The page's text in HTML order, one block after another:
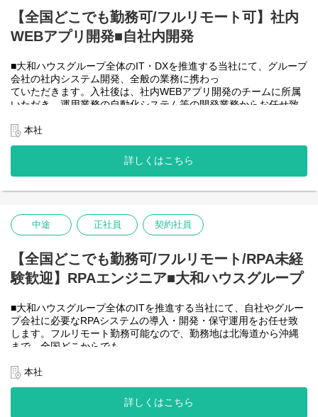
名の
全てに関わるシステムを担っています。
出資は大和ハウス本体になりますが、売上好調かつDX推進の優先
潤沢なリソースのもと、最上流から変革を進めていくことが可能
です。
＜詳細な業務例／基本的な技術仕様＞
業務ヒアリング、要件定義、基本設計、詳細設計、実装、テス
ト、リリースまで開発作業を一気通貫で担当していただきます。
環境の運用・保守までをお任せします。
使用ツール：
-UiPath
-AI-OCR/DX Suite
-MySQL など
【全国どこでも勤務可/フルリモート可】社内
WEBアプリ開発■自社内開発
■大和ハウスグループ全体のIT・DXを推進する当社にて、グループ
会社の社内システム開発、全般の業務に携わっ
ていただきます。入社後は、社内WEBアプリ開発のチームに所属
いただき、運用業務の自動化システム等の開発業務からお任せ致
【将来的に】要件定義から設計、運用まで全般を行い、早い段階
で技術スペシャリストとして、技術面からメンバーを引っ張って
いただく役割を期待しています。
会社としてDX推進を進める中、AIを使って新たな価値を生む仕
す！
＜クライアントは大和ハウスグループ全体＞
大和ハウスグループ480社、グループ従業員数(正社員のみ)48,831
全てに関わるシステムを担っています。
出資は大和ハウス本体になりますが、売上好調かつDX推進の優先
度が高いため、
潤沢なリソースのもと、最上流から変革を進めていくことが可能
です。
＜詳細な業務例／基本的な技術仕様＞
ローコード開発プラットフォームを導入し、レガシー化した業務
基幹システムの改善などに取り組んでいます。
本社
詳しくはこちら
中途 正社員 契約社員
【全国どこでも勤務可/フルリモート/RPA未経
験歓迎】RPAエンジニア■大和ハウスグループ
■大和ハウスグループ全体のITを推進する当社にて、自社やグルー
プ会社に必要なRPAシステムの導入・開発・保守運用をお任せ致
します。フルリモート勤務可能なので、勤務地は北海道から沖縄
まで、全国どこからでも
社後の勤務地は問いません。また、働く時間に制限もなく、月160
時間の勤務で、午前5時～22時までの間であれば、自由な時間に働
いていただけます。業務を途中で中断したり、働く時間を調整で
きるので、家事、育児、介護などとの両立も可能です。社員が仕
本社
詳しくはこちら